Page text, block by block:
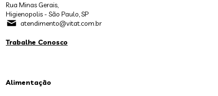
Rua Minas Gerais,
Higienopolis - São Paulo, SP
atendimento@vitat.com.br
Trabalhe Conosco
Alimentação